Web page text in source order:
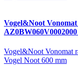
Vogel&Noot
Vogel&Noot Vonomat
Vogel Noot 600 mm